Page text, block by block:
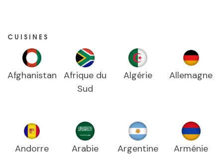
CUISINES
Afghanistan
Afrique du
Sud
Algérie Allemagne
Andorre
Arabie
Argentine Arménie